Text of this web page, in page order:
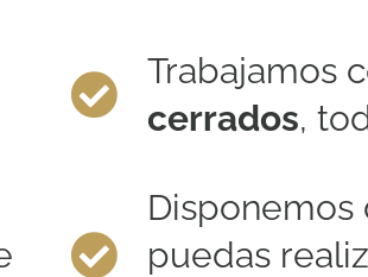
Trabajamos
cerrados,
Disponemos
puedas